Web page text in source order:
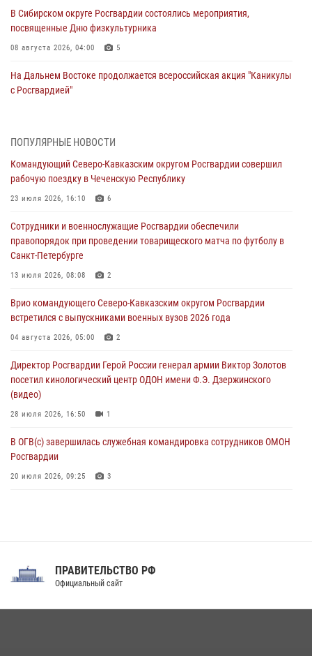
В Сибирском округе Росгвардии состоялись мероприятия,
посвященные Дню физкультурника
08 августа 2026, 04:00 5
На Дальнем Востоке продолжается всероссийская акция "Каникулы
с Росгвардией"
Заместитель директора Росгвардии генерал-полковник Владислав
Днем физкультурника
07 августа 2026, 21:01
операция войск правопорядка
07 августа 2026, 15:28
В Башкортостане при силовой поддержке спецназа Росгвардии
терроризма (видео)
07 августа 2026, 13:30
нарушений миграционного законодательства
ПОПУЛЯРНЫЕ НОВОСТИ
Командующий Северо-Кавказским округом Росгвардии совершил
рабочую поездку в Чеченскую Республику
23 июля 2026, 16:10 6
Сотрудники и военнослужащие Росгвардии обеспечили
правопорядок при проведении товарищеского матча по футболу в
Санкт-Петербурге
13 июля 2026, 08:08 2
Врио командующего Северо-Кавказским округом Росгвардии
встретился с выпускниками военных вузов 2026 года
04 августа 2026, 05:00 2
Директор Росгвардии Герой России генерал армии Виктор Золотов
посетил кинологический центр ОДОН имени Ф.Э. Дзержинского
(видео)
28 июля 2026, 16:50 1
В ОГВ(с) завершилась служебная командировка сотрудников ОМОН
Росгвардии
20 июля 2026, 09:25 3
Праздник «Один день с Росгвардией» к 105-летию Центрального
ПРАВИТЕЛЬСТВО РФ
Официальный сайт